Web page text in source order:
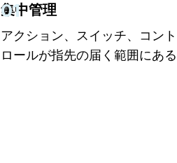
01
集中管理
アクション、スイッチ、コント
ロールが指先の届く範囲にある